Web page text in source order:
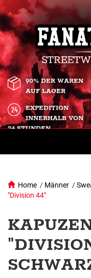
90% DER WAREN
AUF LAGER
EXPEDITION
INNERHALB VON
24 STUNDEN.
Home / Männer /
"Division 44"